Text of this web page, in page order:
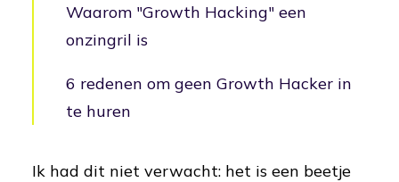
Waarom "Growth Hacking" een
onzingril is
6 redenen om geen Growth Hacker in
te huren
Ik had dit niet verwacht: het is een beetje